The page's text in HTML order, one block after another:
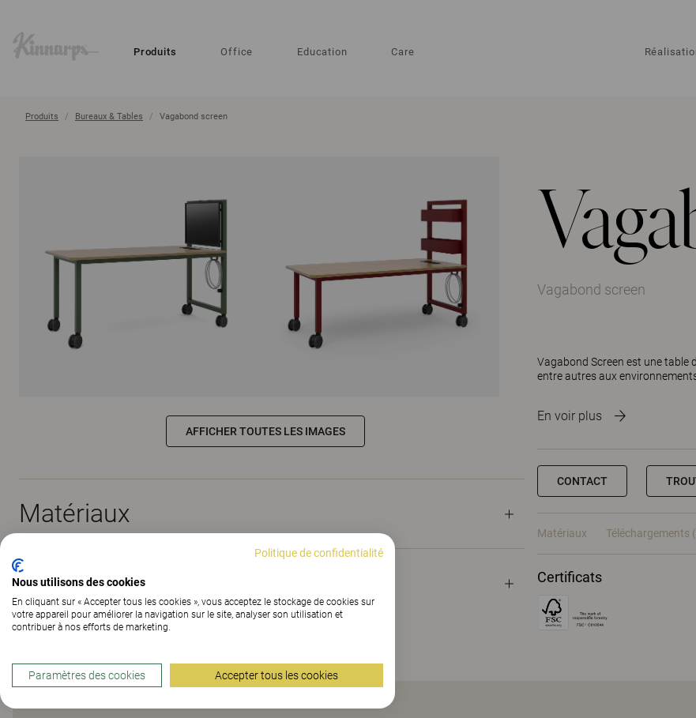
Produits Office Education Care
Produits Bureaux & Tables Vagabond screen
Vagabond screen
Vagabond Screen est une table
entre autres aux
En voir plus
CONTACT
Matériaux Téléchargements
Certificats
AFFICHER TOUTES LES IMAGES
Matériaux
Téléchargements (
Politique de confidentialité
Nous utilisons des cookies
En cliquant sur « Accepter tous les cookies », vous acceptez le stockage de cookies sur
votre appareil pour améliorer la navigation sur le site, analyser son utilisation et
contribuer à nos efforts de marketing.
Paramètres des cookies Accepter tous les cookies